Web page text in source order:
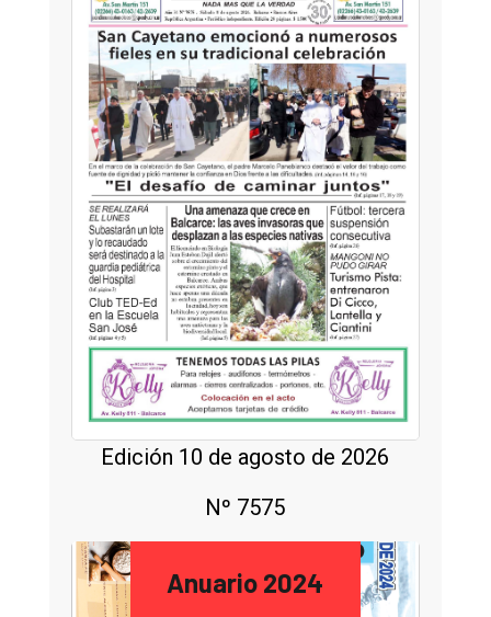
Edición 10 de agosto de 2026
Nº 7575
Anuario 2024